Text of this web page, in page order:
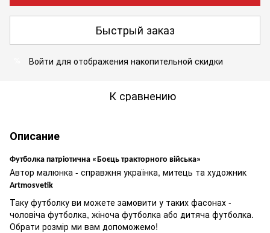
Быстрый заказ
Войти для отображения накопительной скидки
К сравнению
Описание
Футболка патріотична «Боєць тракторного війська»
Автор малюнка - справжня українка, митець та художник
Artmosvetik
Таку футболку ви можете замовити у таких фасонах -
чоловіча футболка, жіноча футболка або дитяча футболка.
Обрати розмір ми вам допоможемо!